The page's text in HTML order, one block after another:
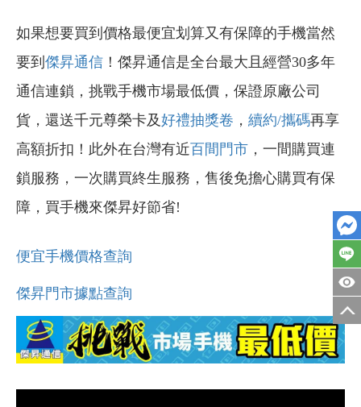
如果想要買到價格最便宜划算又有保障的手機當然
要到 傑昇通信 ！傑昇通信是全台最大且經營30多年
通信連鎖，挑戰手機市場最低價，保證原廠公司
貨，還送千元尊榮卡及好禮抽獎卷 ， 續約/攜碼再享
高額折扣！此外在台灣有近百間門市 ，一間購買連
鎖服務，一次購買終生服務，售後免擔心購買有保
障，買手機來傑昇好節省!
便宜手機價格查詢
傑昇門市據點查詢